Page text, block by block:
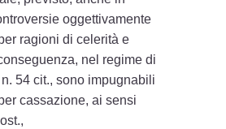
oggettivamente
ragioni di celerità e
nel regime di
54 cit., sono impugnabili
cassazione, ai sensi